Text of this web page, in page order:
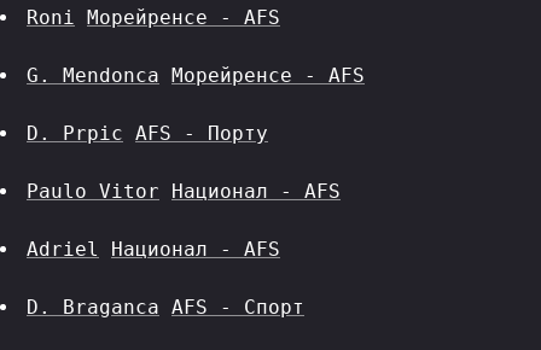
Roni Морейренсе - AFS
G. Mendonca Морейренсе - AFS
D. Prpic AFS - Порту
Paulo Vitor Национал - AFS
Adriel Национал - AFS
D. Braganca AFS - Спорт